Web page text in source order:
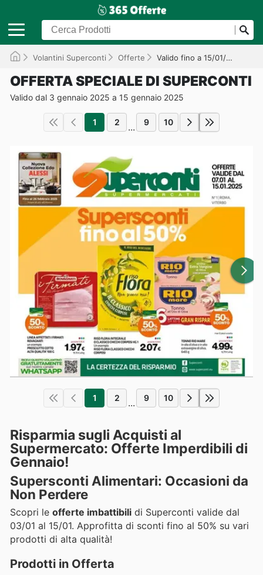
Volantini Superconti Offerte Valido fino a 15/01/2025
OFFERTA SPECIALE DI SUPERCONTI
Valido dal 3 gennaio 2025 a 15 gennaio 2025
1 2 ... 9 10
1 2 ... 9 10
Risparmia sugli Acquisti al
Supermercato: Offerte Imperdibili di
Gennaio!
Supersconti Alimentari: Occasioni da
Non Perdere
Scopri le offerte imbattibili di Superconti valide dal
03/01 al 15/01. Approfitta di sconti fino al 50% su vari
prodotti di alta qualità!
Prodotti in Offerta